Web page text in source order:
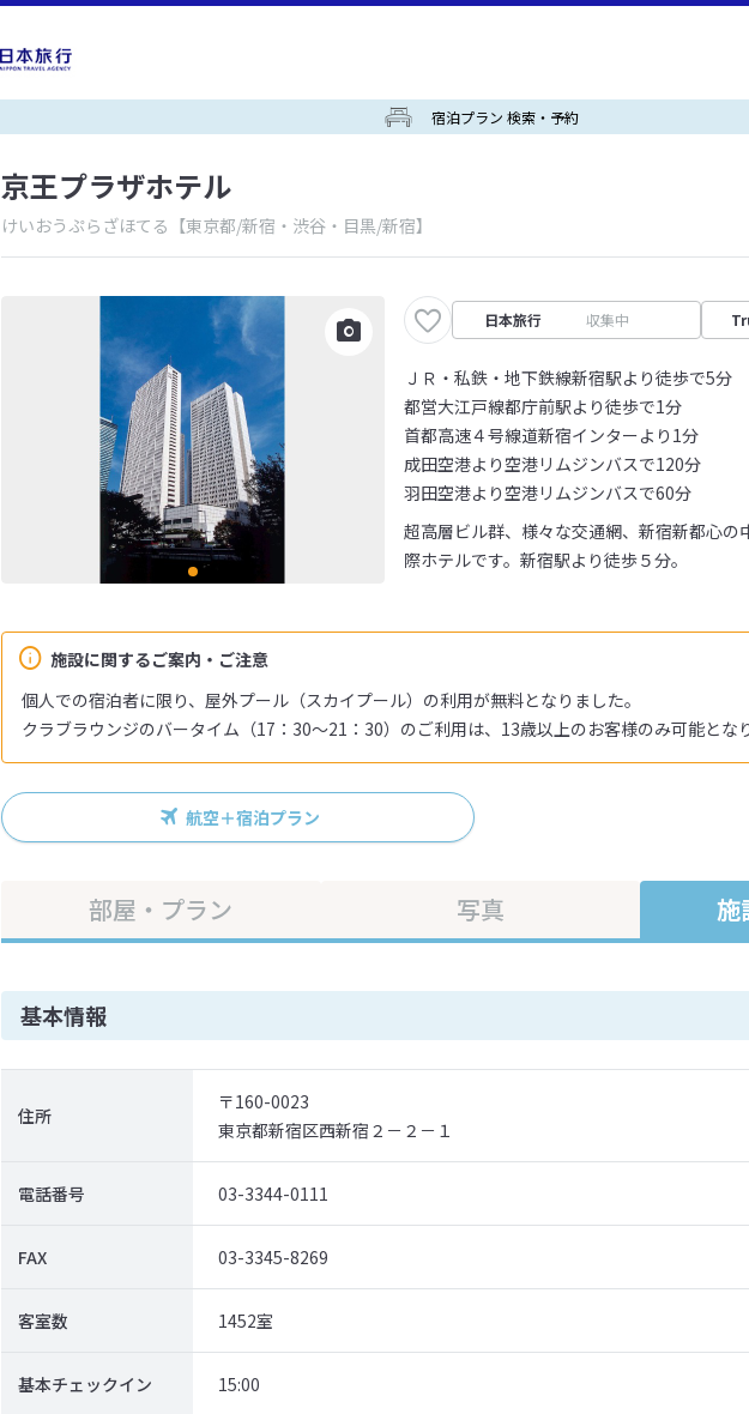
宿泊プラン 検索・予約
京王プラザホテル
けいおうぷらざほてる 【東京都/新宿・渋谷・目黒/新宿】
日本旅行 収集中
ＪＲ・私鉄・地下鉄線新宿駅より徒歩で5分
都営大江戸線都庁前駅より徒歩で1分
首都高速４号線道新宿インターより1分
成田空港より空港リムジンバスで120分
羽田空港より空港リムジンバスで60分
施設に関するご案内・ご注意
個人での宿泊者に限り、屋外プール（スカイプール）の利用が無料となりました。
クラブラウンジのバータイム（17：30～21：30）のご利用は、13歳以上のお客様のみ可能となり
超高層ビル群、様々な交通網、新宿新都心の
際ホテルです。新宿駅より徒歩５分。
航空＋宿泊プラン
部屋・プラン 写真 施
基本情報
住所
〒160-0023
東京都新宿区西新宿２－２－１
電話番号 03-3344-0111
FAX 03-3345-8269
客室数 1452室
基本チェックイン 15:00